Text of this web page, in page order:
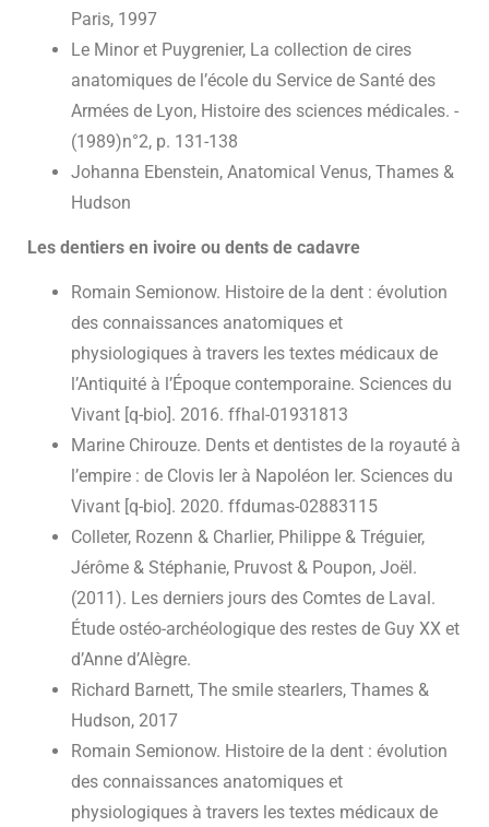
Paris, 1997
Le Minor et Puygrenier, La collection de cires
anatomiques de l’école du Service de Santé des
Armées de Lyon, Histoire des sciences médicales. -
(1989)n°2, p. 131-138
Johanna Ebenstein, Anatomical Venus, Thames &
Hudson
Les dentiers en ivoire ou dents de cadavre
Romain Semionow. Histoire de la dent : évolution
des connaissances anatomiques et
physiologiques à travers les textes médicaux de
l’Antiquité à l’Époque contemporaine. Sciences du
Vivant [q-bio]. 2016. ffhal-01931813
Marine Chirouze. Dents et dentistes de la royauté à
l’empire : de Clovis Ier à Napoléon Ier. Sciences du
Vivant [q-bio]. 2020. ffdumas-02883115
Colleter, Rozenn & Charlier, Philippe & Tréguier,
Jérôme & Stéphanie, Pruvost & Poupon, Joël.
(2011). Les derniers jours des Comtes de Laval.
Étude ostéo-archéologique des restes de Guy XX et
d’Anne d’Alègre.
Richard Barnett, The smile stearlers, Thames &
Hudson, 2017
Romain Semionow. Histoire de la dent : évolution
des connaissances anatomiques et
physiologiques à travers les textes médicaux de